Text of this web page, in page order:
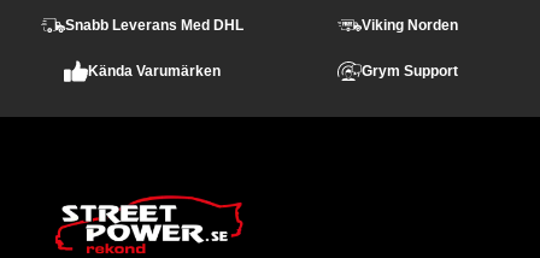
Snabb Leverans Med DHL Viking Norden
Kända Varumärken Grym Support